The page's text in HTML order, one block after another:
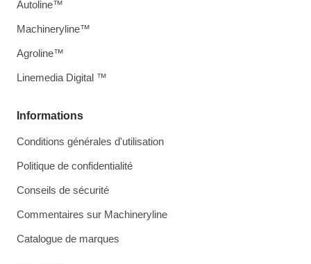
Informations
Conditions générales d'utilisation
Politique de confidentialité
Conseils de sécurité
Commentaires sur Machineryline
Catalogue de marques
Autoline™
Machineryline™
Agroline™
Linemedia Digital ™